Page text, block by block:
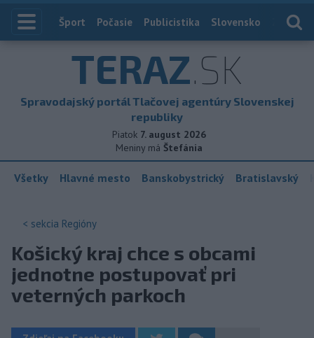
Index
Šport Počasie Publicistika Slovensko
TERAZ.SK
Spravodajský portál Tlačovej agentúry Slovenskej
republiky
Piatok 7. august 2026
Meniny má Štefánia
Všetky Hlavné mesto Banskobystrický Bratislavský
< sekcia Regióny
Košický kraj chce s obcami
jednotne postupovať pri
veterných parkoch